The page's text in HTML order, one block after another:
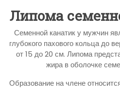
Липома
Семенной канатик у мужчин
глубокого пахового кольца до
от 15 до 20 см. Липома
жира в оболочке
Образование на члене